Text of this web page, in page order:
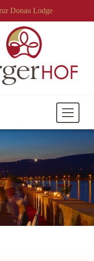
Donau Lodge
Mobile